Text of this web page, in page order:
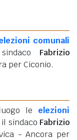
comunali
Fabrizio
per Ciconio.
le elezioni
sindaco Fabrizio
- Ancora per